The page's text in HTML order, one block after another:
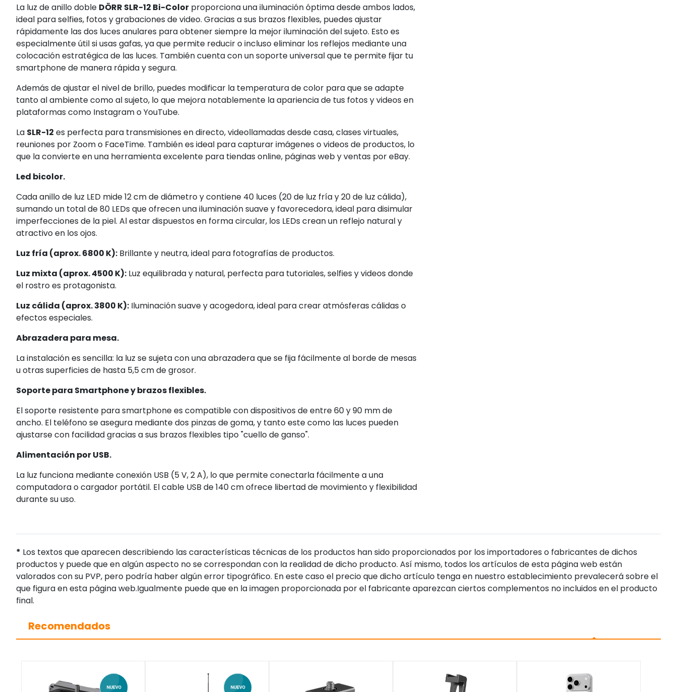
La luz de anillo doble DÖRR SLR-12 Bi-Color proporciona una iluminación óptima desde ambos lados,
ideal para selfies, fotos y grabaciones de video. Gracias a sus brazos flexibles, puedes ajustar
rápidamente las dos luces anulares para obtener siempre la mejor iluminación del sujeto. Esto es
especialmente útil si usas gafas, ya que permite reducir o incluso eliminar los reflejos mediante una
colocación estratégica de las luces. También cuenta con un soporte universal que te permite fijar tu
smartphone de manera rápida y segura.
Además de ajustar el nivel de brillo, puedes modificar la temperatura de color para que se adapte
tanto al ambiente como al sujeto, lo que mejora notablemente la apariencia de tus fotos y videos en
plataformas como Instagram o YouTube.
La SLR-12 es perfecta para transmisiones en directo, videollamadas desde casa, clases virtuales,
reuniones por Zoom o FaceTime. También es ideal para capturar imágenes o videos de productos, lo
que la convierte en una herramienta excelente para tiendas online, páginas web y ventas por eBay.
Led bicolor.
Cada anillo de luz LED mide 12 cm de diámetro y contiene 40 luces (20 de luz fría y 20 de luz cálida),
sumando un total de 80 LEDs que ofrecen una iluminación suave y favorecedora, ideal para disimular
imperfecciones de la piel. Al estar dispuestos en forma circular, los LEDs crean un reflejo natural y
atractivo en los ojos.
Luz fría (aprox. 6800 K): Brillante y neutra, ideal para fotografías de productos.
Luz mixta (aprox. 4500 K): Luz equilibrada y natural, perfecta para tutoriales, selfies y videos donde
el rostro es protagonista.
Luz cálida (aprox. 3800 K): Iluminación suave y acogedora, ideal para crear atmósferas cálidas o
efectos especiales.
Abrazadera para mesa.
La instalación es sencilla: la luz se sujeta con una abrazadera que se fija fácilmente al borde de mesas
u otras superficies de hasta 5,5 cm de grosor.
Soporte para Smartphone y brazos flexibles.
El soporte resistente para smartphone es compatible con dispositivos de entre 60 y 90 mm de
ancho. El teléfono se asegura mediante dos pinzas de goma, y tanto este como las luces pueden
ajustarse con facilidad gracias a sus brazos flexibles tipo "cuello de ganso".
Alimentación por USB.
La luz funciona mediante conexión USB (5 V, 2 A), lo que permite conectarla fácilmente a una
computadora o cargador portátil. El cable USB de 140 cm ofrece libertad de movimiento y flexibilidad
durante su uso.
* Los textos que aparecen describiendo las características técnicas de los productos han sido proporcionados por los importadores o fabricantes de dichos
productos y puede que en algún aspecto no se correspondan con la realidad de dicho producto. Así mismo, todos los artículos de esta página web están
valorados con su PVP, pero podría haber algún error tipográfico. En este caso el precio que dicho artículo tenga en nuestro establecimiento prevalecerá sobre el
que figura en esta página web.Igualmente puede que en la imagen proporcionada por el fabricante aparezcan ciertos complementos no incluidos en el producto
final.
Recomendados